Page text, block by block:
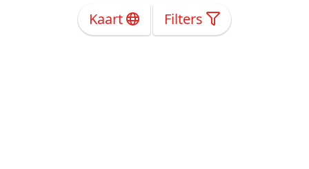
Kaart Filters